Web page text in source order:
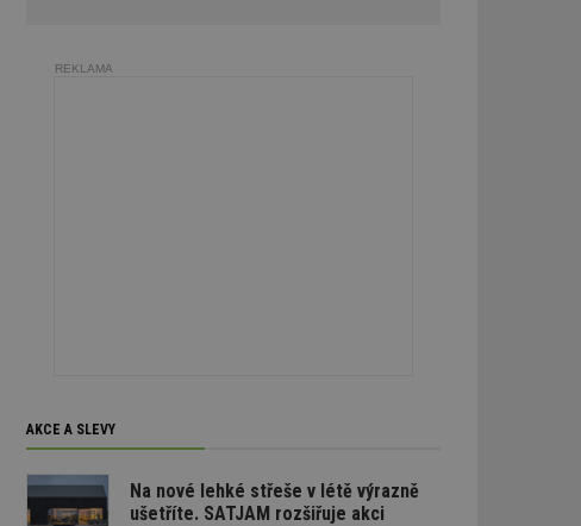
REKLAMA
AKCE A SLEVY
Na nové lehké střeše v létě výrazně
ušetříte. SATJAM rozšiřuje akci